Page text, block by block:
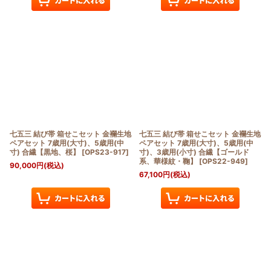
七五三 結び帯 箱せこセット 金襴生地
ペアセット 7歳用(大寸)、5歳用(中
寸) 合繊【黒地、桜】
[OPS23-917]
90,000円(税込)
七五三 結び帯 箱せこセット 金襴生地
ペアセット 7歳用(大寸)、5歳用(中
寸)、3歳用(小寸) 合繊【ゴールド
系、華様紋・鞠】
[OPS22-949]
67,100円(税込)